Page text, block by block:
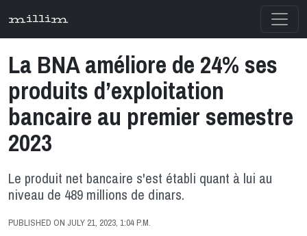
millim
La BNA améliore de 24% ses
produits d’exploitation
bancaire au premier semestre
2023
Le produit net bancaire s'est établi quant à lui au
niveau de 489 millions de dinars.
PUBLISHED ON JULY 21, 2023, 1:04 P.M.